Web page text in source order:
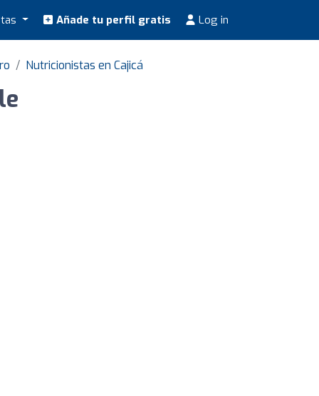
Añade tu perfil gratis Log in
Nutricionistas en Cajicá